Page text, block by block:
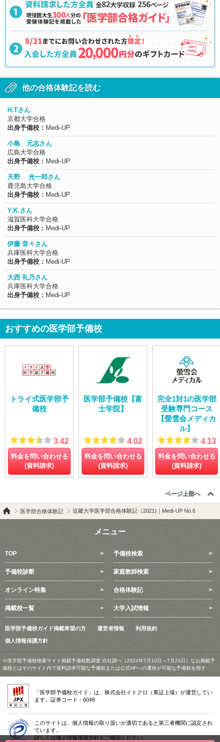
他の合格体験記を読む
H.Tさん
京都大学合格
出身予備校： Medi-UP
小島 元志さん
広島大学合格
出身予備校： Medi-UP
天野 光一郎さん
鹿児島大学合格
出身予備校： Medi-UP
Y.K.さん
滋賀医科大学合格
出身予備校： Medi-UP
伊藤 音々さん
兵庫医科大学合格
出身予備校： Medi-UP
大西 礼乃さん
兵庫医科大学合格
出身予備校： Medi-UP
おすすめの医学部予備校
トライ式医学部予
備校
3.42
料金を問い合わせる
(資料請求)
医学部予備校【富
士学院】
4.02
料金を問い合わせる
(資料請求)
完全1対1の医学部
受験専門コース
【螢雪会メディカ
ル】
4.13
料金を問い合わせる
(資料請求)
ページ上部へ
医学部合格体験記 近畿大学医学部合格体験記（2021)｜Medi-UP No.6
メニュー
TOP 予備校検索
予備校診断 家庭教師検索
オンライン特集 合格体験記
掲載校一覧 大学入試情報
医学部予備校ガイド掲載希望の方 運営者情報 利用規約
個人情報保護方針
※医学部予備校検索サイト掲載予備校数調査 自社調べ（2024年7月10日～7月23日）なお掲載予
備校とはそのサイト内で資料請求可能な予備校または公式HPへの遷移が可能な予備校を指す
「医学部予備校ガイド」は、株式会社イトクロ（東証上場）が運営してい
ます。証券コード：6049
このサイトは、個人情報の取り扱いが適切であると第三者機関に認定され
ています。
詳しくは個人情報保護方針をご確認ください。